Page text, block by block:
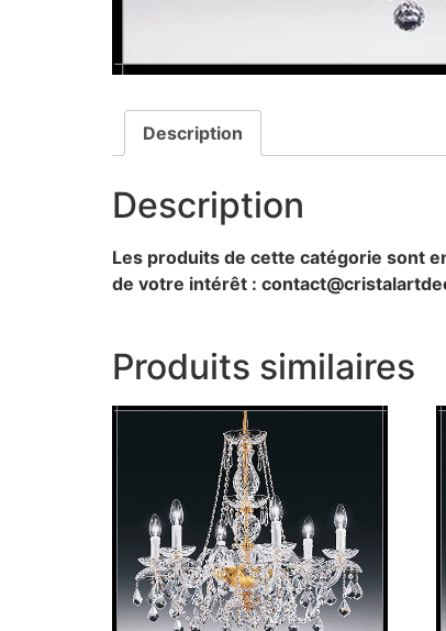
Description
Description
Les produits de cette catégorie sont
de votre intérêt :
Produits similaires